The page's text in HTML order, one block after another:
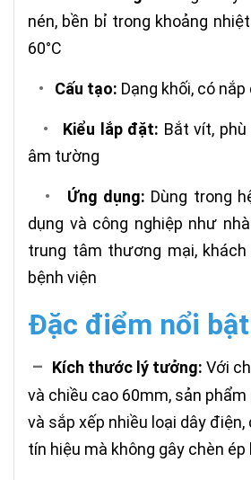
nén, bền bỉ trong khoảng
60°C
• Cấu tạo: Dạng khối, có
• Kiểu lắp đặt: Bắt vít,
âm tường
• Ứng dụng: Dùng trong
dụng và công nghiệp như
trung tâm thương mại,
bệnh viện
Đặc điểm nổi
– Kích thước lý tưởng: Với
và chiều cao 60mm, sản
và sắp xếp nhiều loại dây điện,
tín hiệu mà không gây chèn ép